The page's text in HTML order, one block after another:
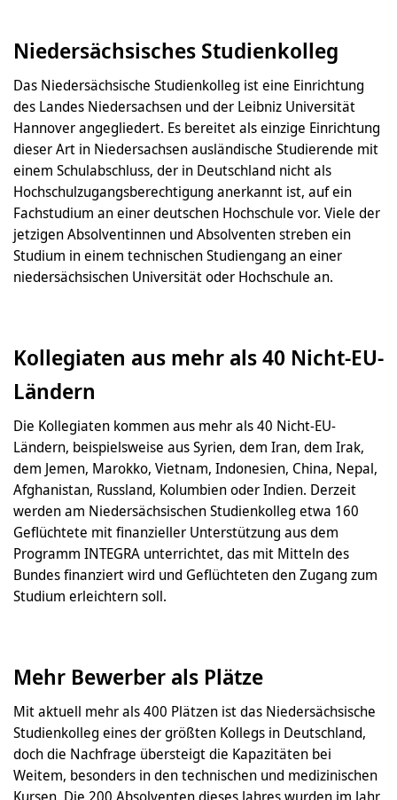
Niedersächsisches Studienkolleg
Das Niedersächsische Studienkolleg ist eine Einrichtung
des Landes Niedersachsen und der Leibniz Universität
Hannover angegliedert. Es bereitet als einzige Einrichtung
dieser Art in Niedersachsen ausländische Studierende mit
einem Schulabschluss, der in Deutschland nicht als
Hochschulzugangsberechtigung anerkannt ist, auf ein
Fachstudium an einer deutschen Hochschule vor. Viele der
jetzigen Absolventinnen und Absolventen streben ein
Studium in einem technischen Studiengang an einer
niedersächsischen Universität oder Hochschule an.
Kollegiaten aus mehr als 40 Nicht-EU-
Ländern
Die Kollegiaten kommen aus mehr als 40 Nicht-EU-
Ländern, beispielsweise aus Syrien, dem Iran, dem Irak,
dem Jemen, Marokko, Vietnam, Indonesien, China, Nepal,
Afghanistan, Russland, Kolumbien oder Indien. Derzeit
werden am Niedersächsischen Studienkolleg etwa 160
Geflüchtete mit finanzieller Unterstützung aus dem
Programm INTEGRA unterrichtet, das mit Mitteln des
Bundes finanziert wird und Geflüchteten den Zugang zum
Studium erleichtern soll.
Mehr Bewerber als Plätze
Mit aktuell mehr als 400 Plätzen ist das Niedersächsische
Studienkolleg eines der größten Kollegs in Deutschland,
doch die Nachfrage übersteigt die Kapazitäten bei
Weitem, besonders in den technischen und medizinischen
Kursen. Die 200 Absolventen dieses Jahres wurden im Jahr